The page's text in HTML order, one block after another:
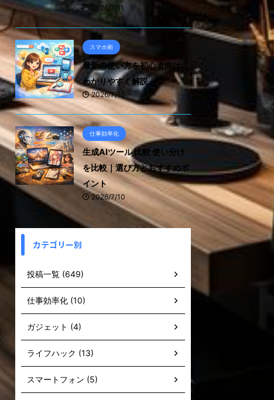
2026/7/11
スマホ術
最新の使い方を初心者向けに
わかりやすく解説
2026/7/10
仕事効率化
生成AIツール 比較 使い分け
を比較｜選び方とおすすめポ
イント
2026/7/10
カテゴリー別
投稿一覧 (649)
仕事効率化 (10)
ガジェット (4)
ライフハック (13)
スマートフォン (5)